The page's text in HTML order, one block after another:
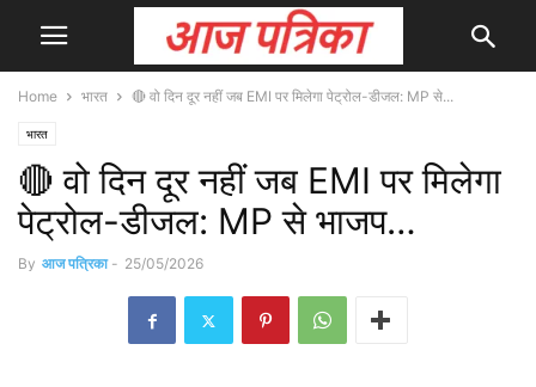
Home भारत 🔴 वो दिन दूर नहीं जब EMI पर मिलेगा पेट्रोल-डीजल: MP से...
भारत
🔴 वो दिन दूर नहीं जब EMI पर मिलेगा
पेट्रोल-डीजल: MP से भाजप…
By आज पत्रिका - 25/05/2026